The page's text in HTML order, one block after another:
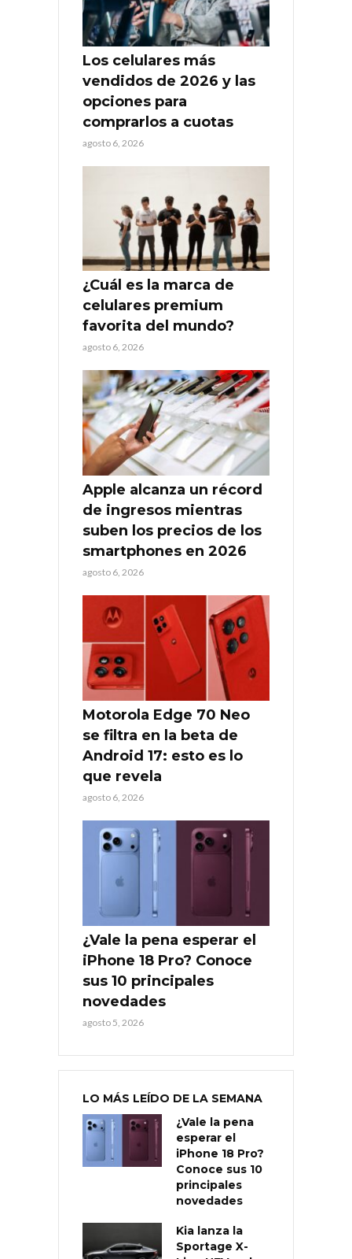
Los celulares más
vendidos de 2026 y las
opciones para
comprarlos a cuotas
agosto 6, 2026
¿Cuál es la marca de
celulares premium
favorita del mundo?
agosto 6, 2026
Apple alcanza un récord
de ingresos mientras
suben los precios de los
smartphones en 2026
agosto 6, 2026
Motorola Edge 70 Neo
se filtra en la beta de
Android 17: esto es lo
que revela
agosto 6, 2026
¿Vale la pena esperar el
iPhone 18 Pro? Conoce
sus 10 principales
novedades
agosto 5, 2026
LO MÁS LEÍDO DE LA SEMANA
¿Vale la pena
esperar el
iPhone 18 Pro?
Conoce sus 10
principales
novedades
Kia lanza la
Sportage X-